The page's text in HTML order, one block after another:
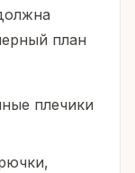
план
плечики